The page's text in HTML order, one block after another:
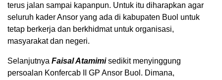
terus jalan sampai kapanpun. Untuk itu diharapkan agar
seluruh kader Ansor yang ada di kabupaten Buol untuk
tetap berkerja dan berkhidmat untuk organisasi,
masyarakat dan negeri.
Selanjutnya Faisal Atamimisedikit menyinggung
persoalan Konfercab II GP Ansor Buol. Dimana,